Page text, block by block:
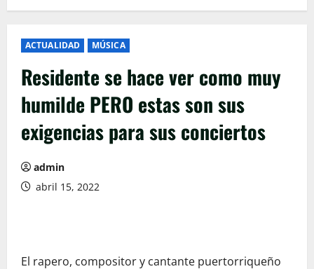
ACTUALIDAD MÚSICA
Residente se hace ver como muy
humilde PERO estas son sus
exigencias para sus conciertos
admin
abril 15, 2022
El rapero, compositor y cantante puertorriqueño